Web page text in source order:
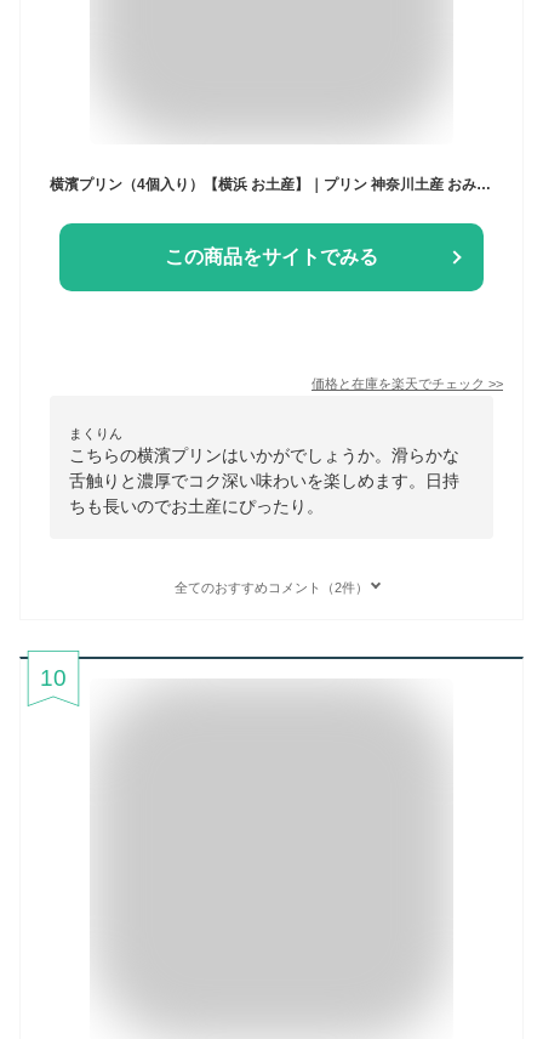
横濱プリン（4個入り）【横浜 お土産】｜プリン 神奈川土産 おみやげ 横浜土産 神奈川 お土産 お取り寄せ 手土産 贈り物 ギフト
この商品をサイトでみる
価格と在庫を楽天でチェック >>
まくりん
こちらの横濱プリンはいかがでしょうか。滑らかな
舌触りと濃厚でコク深い味わいを楽しめます。日持
ちも長いのでお土産にぴったり。
全てのおすすめコメント（2件）
10